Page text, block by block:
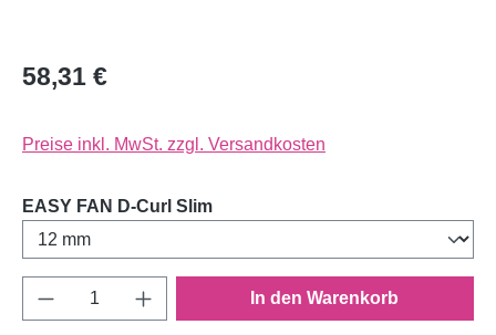
58,31 €
Preise inkl. MwSt. zzgl. Versandkosten
EASY FAN D-Curl Slimauswählen
Produkt Anzahl: Gib den gewünschten
In den Warenkorb